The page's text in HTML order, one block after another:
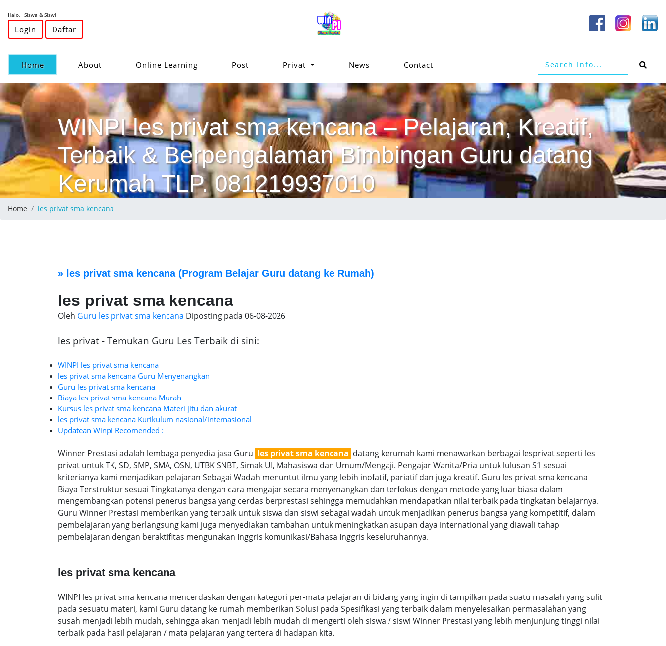
Halo, Siswa & Siswi
Login Daftar
Home(current) About Online Learning Post Privat News Contact
WINPI les privat sma kencana – Pelajaran, Kreatif,
Terbaik & Berpengalaman Bimbingan Guru datang
Kerumah TLP. 081219937010
Home les privat sma kencana
» les privat sma kencana(Program Belajar Guru datang ke Rumah)
les privat sma kencana
Oleh Guru les privat sma kencana Diposting pada 06-08-2026
les privat - Temukan Guru Les Terbaik di sini:
WINPI les privat sma kencana
les privat sma kencana Guru Menyenangkan
Guru les privat sma kencana
Biaya les privat sma kencana Murah
Kursus les privat sma kencana Materi jitu dan akurat
les privat sma kencana Kurikulum nasional/internasional
Updatean Winpi Recomended :
Winner Prestasi adalah lembaga penyedia jasa Guru les privat sma kencana datang kerumah kami menawarkan berbagai lesprivat seperti les
privat untuk TK, SD, SMP, SMA, OSN, UTBK SNBT, Simak UI, Mahasiswa dan Umum/Mengaji. Pengajar Wanita/Pria untuk lulusan S1 sesuai
kriterianya kami menjadikan pelajaran Sebagai Wadah menuntut ilmu yang lebih inofatif, pariatif dan juga kreatif. Guru les privat sma kencana
Biaya Terstruktur sesuai Tingkatanya dengan cara mengajar secara menyenangkan dan terfokus dengan metode yang luar biasa dalam
mengembangkan potensi penerus bangsa yang cerdas berprestasi sehingga memudahkan mendapatkan nilai terbaik pada tingkatan belajarnya.
Guru Winner Prestasi memberikan yang terbaik untuk siswa dan siswi sebagai wadah untuk menjadikan penerus bangsa yang kompetitif, dalam
pembelajaran yang berlangsung kami juga menyediakan tambahan untuk meningkatkan asupan daya international yang diawali tahap
pembelajaran dengan beraktifitas mengunakan Inggris komunikasi/Bahasa Inggris keseluruhannya.
les privat sma kencana
WINPI les privat sma kencana mencerdaskan dengan kategori per-mata pelajaran di bidang yang ingin di tampilkan pada suatu masalah yang sulit
pada sesuatu materi, kami Guru datang ke rumah memberikan Solusi pada Spesifikasi yang terbaik dalam menyelesaikan permasalahan yang
susah menjadi lebih mudah, sehingga akan menjadi lebih mudah di mengerti oleh siswa / siswi Winner Prestasi yang lebih menjunjung tinggi nilai
terbaik pada hasil pelajaran / mata pelajaran yang tertera di hadapan kita.